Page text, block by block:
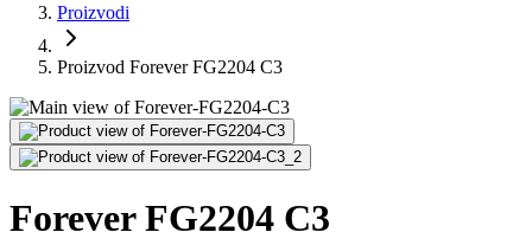
Proizvodi
Proizvod Forever FG2204 C3
Forever FG2204 C3